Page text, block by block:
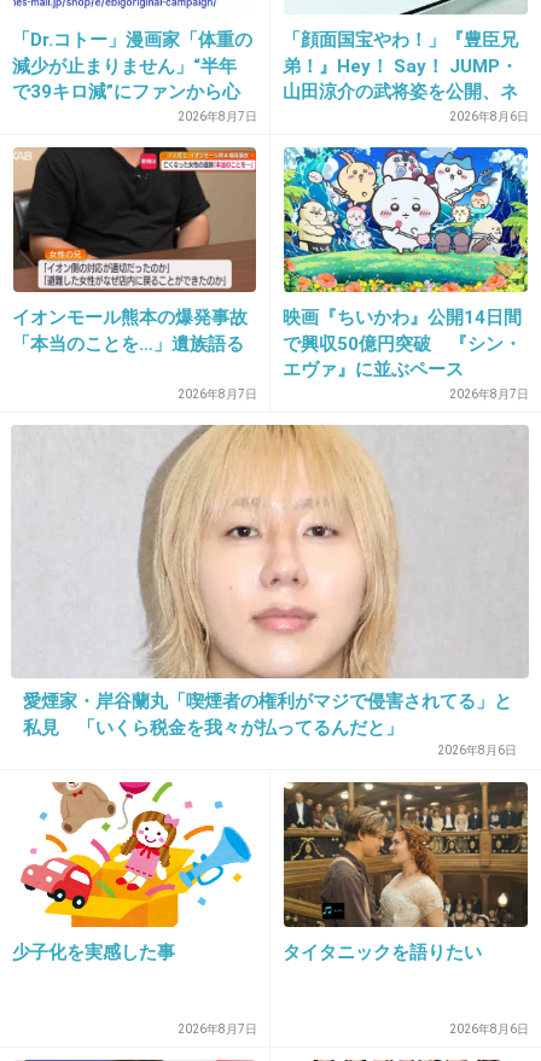
+56 -0
2022/12/07(水) 15:59:34
>>7
トピタイ見て書き込みにこようとしたらすでに
書かれてた。それ面白いよね！
+14 -0
ピースが準優勝くらいになったときのネタで
おじいちゃんの魂を吸うやつ
2022/12/07(水) 16:00:01
おスベリ大魔神かな
+1 -0
こーんにーちはー
錦鯉
+14 -7
錦鯉の一本目も嫌いじゃない。
「Dr.コトー」漫画家「体重の
減少が止まりません」“半年
で39キロ減”にファンから心
2026年8月7日
「顔面国宝やわ！」『豊臣兄
弟！』Hey！ Say！ JUMP・
山田涼介の武将姿を公開、ネ
ット歓喜「ビジュ良すぎん」
「こんな美しい秀次は初め
て」
2026年8月6日
イオンモール熊本の爆発事故
「本当のことを…」遺族語る
2026年8月7日
映画『ちいかわ』公開14日間
で興収50億円突破 『シン・
エヴァ』に並ぶペース
2026年8月7日
愛煙家・岸谷蘭丸「喫煙者の権利がマジで侵害されてる」と
私見 「いくら税金を我々が払ってるんだと」
2026年8月6日
少子化を実感した事
2026年8月7日
タイタニックを語りたい
2026年8月6日